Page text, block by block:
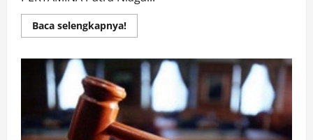
Baca selengkapnya!Read
more
Patra
Niaga
ajak
Masyarakat
Awasi
Penyalahgunaan
BBM
Subsidi